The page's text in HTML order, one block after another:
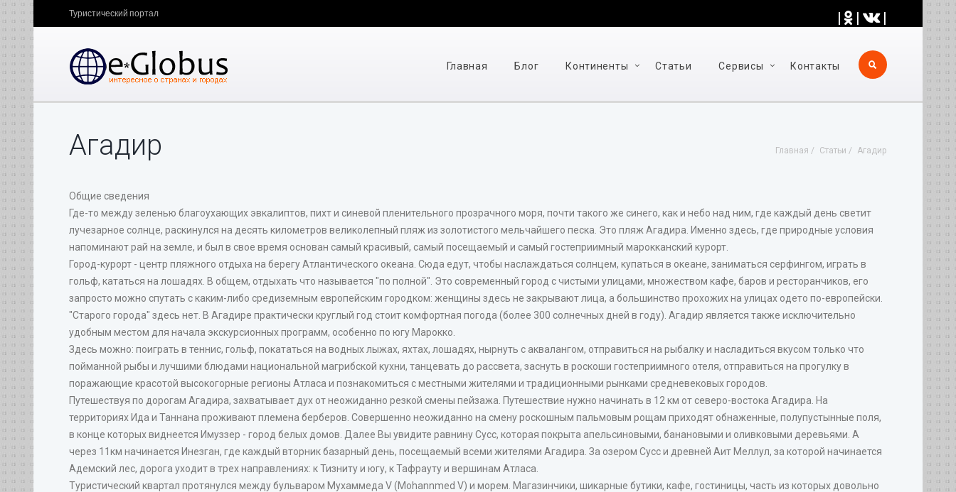
| | |
Туристический портал
Главная Блог Континенты Статьи Cервисы Контакты
Главная Статьи Агадир
Агадир
Общие сведения
Где-то между зеленью благоухающих эвкалиптов, пихт и синевой пленительного прозрачного моря, почти такого же синего, как и небо над ним, где каждый день светит
лучезарное солнце, раскинулся на десять километров великолепный пляж из золотистого мельчайшего песка. Это пляж Агадира. Именно здесь, где природные условия
напоминают рай на земле, и был в свое время основан самый красивый, самый посещаемый и самый гостеприимный марокканский курорт.
Город-курорт - центр пляжного отдыха на берегу Атлантического океана. Сюда едут, чтобы наслаждаться солнцем, купаться в океане, заниматься серфингом, играть в
гольф, кататься на лошадях. В общем, отдыхать что называется "по полной". Это современный город с чистыми улицами, множеством кафе, баров и ресторанчиков, его
запросто можно спутать с каким-либо средиземным европейским городком: женщины здесь не закрывают лица, а большинство прохожих на улицах одето по-европейски.
"Старого города" здесь нет. В Агадире практически круглый год стоит комфортная погода (более 300 солнечных дней в году). Агадир является также исключительно
удобным местом для начала экскурсионных программ, особенно по югу Марокко.
Здесь можно: поиграть в теннис, гольф, покататься на водных лыжах, яхтах, лошадях, нырнуть с аквалангом, отправиться на рыбалку и насладиться вкусом только что
пойманной рыбы и лучшими блюдами национальной магрибской кухни, танцевать до рассвета, заснуть в роскоши гостеприимного отеля, отправиться на прогулку в
поражающие красотой высокогорные регионы Атласа и познакомиться с местными жителями и традиционными рынками средневековых городов.
Путешествуя по дорогам Агадира, захватывает дух от неожиданно резкой смены пейзажа. Путешествие нужно начинать в 12 км от северо-востока Агадира. На
территориях Ида и Таннана проживают племена берберов. Совершенно неожиданно на смену роскошным пальмовым рощам приходят обнаженные, полупустынные поля,
в конце которых виднеется Имуззер - город белых домов. Далее Вы увидите равнину Сусс, которая покрыта апельсиновыми, банановыми и оливковыми деревьями. А
через 11км начинается Инезган, где каждый вторник базарный день, посещаемый всеми жителями Агадира. За озером Сусс и древней Аит Меллул, за которой начинается
Адемский лес, дорога уходит в трех направлениях: к Тизниту и югу, к Тафрауту и вершинам Атласа.
Туристический квартал протянулся между бульваром Мухаммеда V (Mohannmed V) и морем. Магазинчики, шикарные бутики, кафе, гостиницы, часть из которых довольно